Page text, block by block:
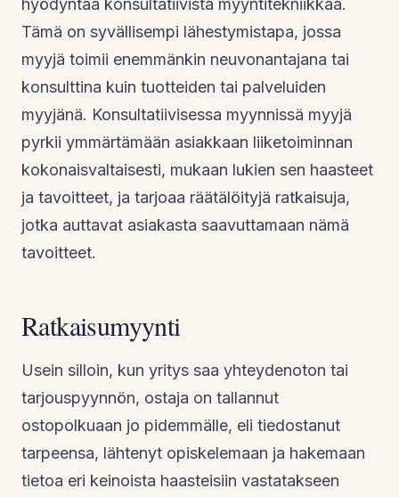
Tämä on syvällisempi lähestymistapa, jossa
myyjä toimii enemmänkin neuvonantajana tai
konsulttina kuin tuotteiden tai palveluiden
myyjänä. Konsultatiivisessa myynnissä myyjä
pyrkii ymmärtämään asiakkaan liiketoiminnan
kokonaisvaltaisesti, mukaan lukien sen haasteet
ja tavoitteet, ja tarjoaa räätälöityjä ratkaisuja,
jotka auttavat asiakasta saavuttamaan nämä
tavoitteet.
Ratkaisumyynti
Usein silloin, kun yritys saa yhteydenoton tai
tarjouspyynnön, ostaja on tallannut
ostopolkuaan jo pidemmälle, eli tiedostanut
tarpeensa, lähtenyt opiskelemaan ja hakemaan
tietoa eri keinoista haasteisiin vastatakseen